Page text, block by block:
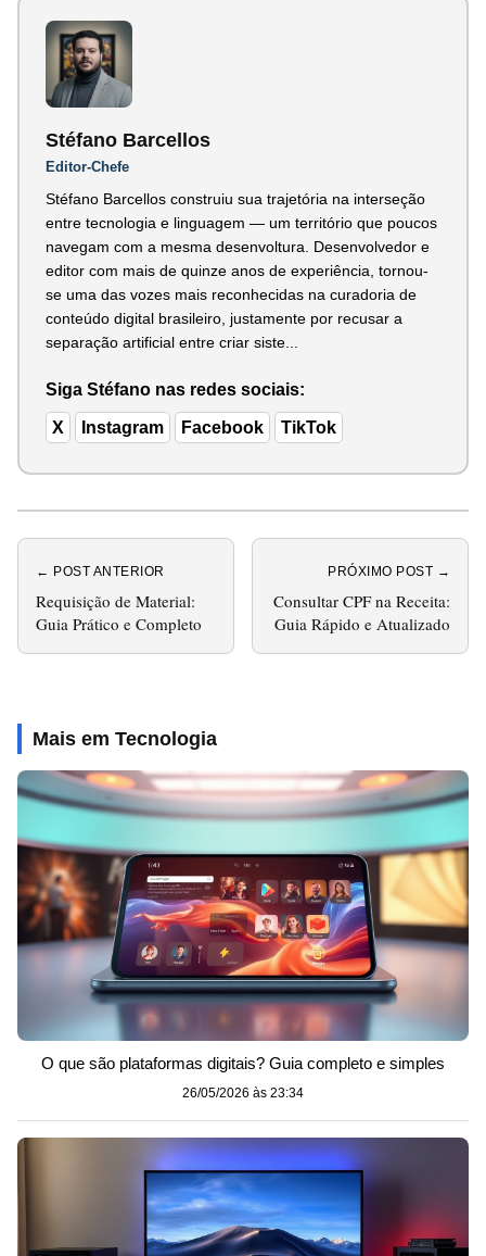
Stéfano Barcellos
Editor-Chefe
Stéfano Barcellos construiu sua trajetória na interseção
entre tecnologia e linguagem — um território que poucos
navegam com a mesma desenvoltura. Desenvolvedor e
editor com mais de quinze anos de experiência, tornou-
se uma das vozes mais reconhecidas na curadoria de
conteúdo digital brasileiro, justamente por recusar a
separação artificial entre criar siste...
Siga Stéfano nas redes sociais:
X Instagram Facebook TikTok
← POST ANTERIOR
Requisição de Material:
Guia Prático e Completo
PRÓXIMO POST →
Consultar CPF na Receita:
Guia Rápido e Atualizado
Mais em Tecnologia
O que são plataformas digitais? Guia completo e simples
26/05/2026 às 23:34